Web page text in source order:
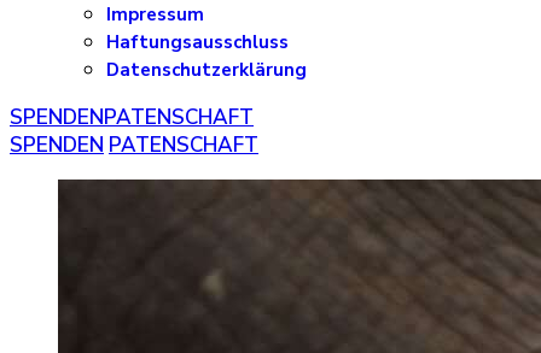
Impressum
Haftungsausschluss
Datenschutzerklärung
SPENDENPATENSCHAFT
SPENDEN PATENSCHAFT